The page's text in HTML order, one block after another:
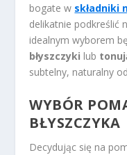
bogate w składniki
delikatnie podkreślić
idealnym wyborem
błyszczyki lub
subtelny, naturalny
WYBÓR
BŁYSZCZYKA
Decydując się na